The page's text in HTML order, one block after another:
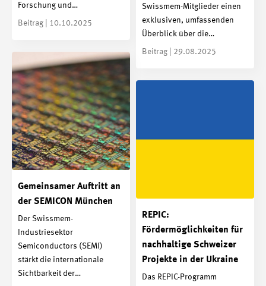
Forschung und…
Beitrag | 10.10.2025
Swissmem-Mitglieder einen
exklusiven, umfassenden
Überblick über die…
Beitrag | 29.08.2025
Gemeinsamer Auftritt an
der SEMICON München
Der Swissmem-
Industriesektor
Semiconductors (SEMI)
stärkt die internationale
Sichtbarkeit der…
REPIC:
Fördermöglichkeiten für
nachhaltige Schweizer
Projekte in der Ukraine
Das REPIC-Programm